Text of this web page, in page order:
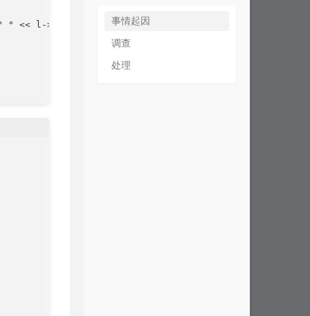
" << l->phone <<endl ;
事情起因
调查
处理